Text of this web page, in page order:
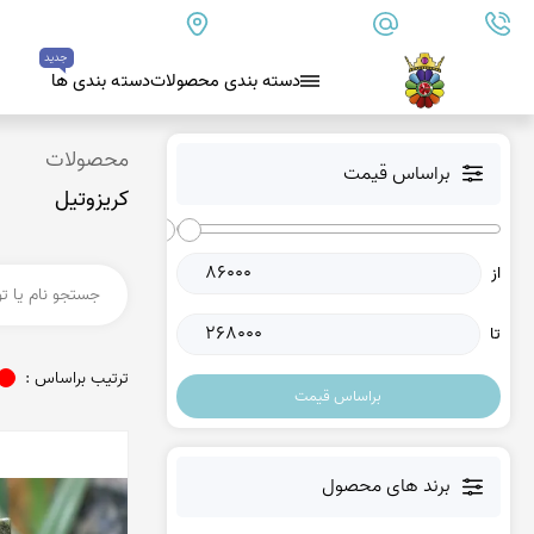
09179890157
info@goharanshop.com
دسته بندی محصولات
عقیق کلسدونی آبی
عقیق دروزی کلسدونی
عقیق کلسدونی قهوه ای
عقیق یمن زرد
عقیق یمن پرتقالی
دسته بندی ها
جدید
براساس قیمت
از
تا
براساس قیمت
برند های محصول
محصولات
کریزوتیل
ترتیب براساس :